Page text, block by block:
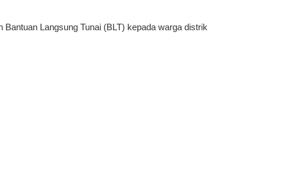
Langsung Tunai (BLT) kepada warga distrik